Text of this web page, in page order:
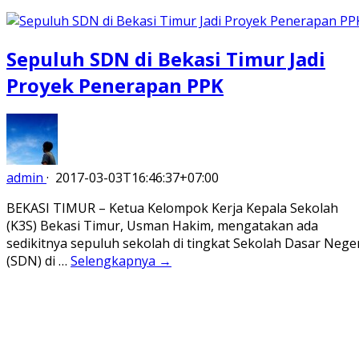
Sepuluh SDN di Bekasi Timur Jadi
Proyek Penerapan PPK
admin · 2017-03-03T16:46:37+07:00
BEKASI TIMUR – Ketua Kelompok Kerja Kepala Sekolah
(K3S) Bekasi Timur, Usman Hakim, mengatakan ada
sedikitnya sepuluh sekolah di tingkat Sekolah Dasar
(SDN) di … Selengkapnya →